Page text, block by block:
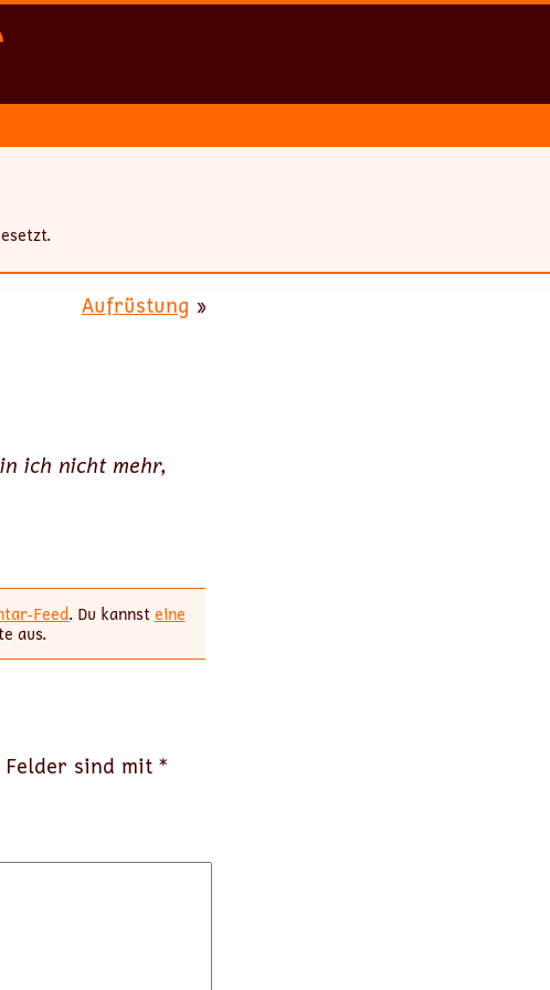
Aufrüstung »
ich nicht mehr,
Feed. Du kannsteine
aus.
sind mit *